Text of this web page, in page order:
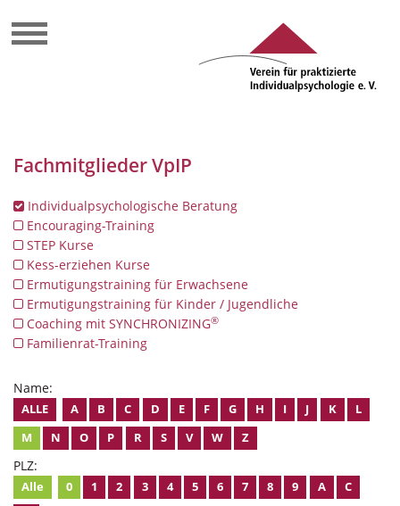
Fachmitglieder VpIP
Individualpsychologische Beratung
Encouraging-Training
STEP Kurse
Kess-erziehen Kurse
Ermutigungstraining für Erwachsene
Ermutigungstraining für Kinder / Jugendliche
Coaching mit SYNCHRONIZING®
Familienrat-Training
Name:
ALLE A B C D E F G H I J K
L
M
N O P R S V W Z
PLZ:
Alle 0 1 2 3 4 5 6 7 8 9 A
C